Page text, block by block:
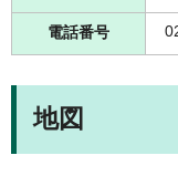
電話番号
地図